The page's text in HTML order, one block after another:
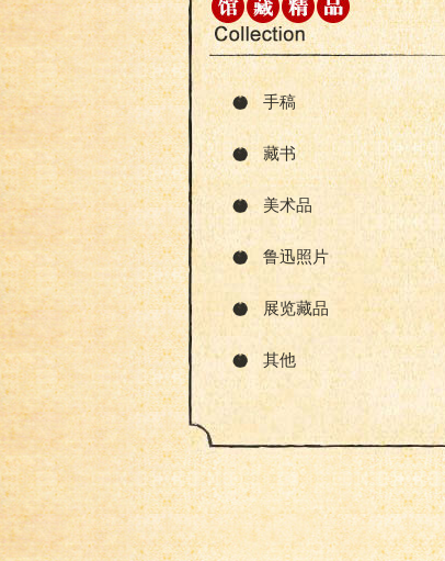
手稿
藏书
美术品
鲁迅照片
展览藏品
其他